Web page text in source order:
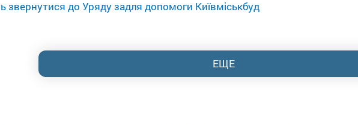
звернутися до Уряду задля допомоги Київміськбуд
ЕЩЕ